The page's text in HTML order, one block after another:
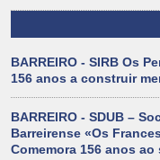
BARREIRO - SIRB Os
156 anos a construir
BARREIRO - SDUB –
Barreirense «Os
Comemora 156 anos